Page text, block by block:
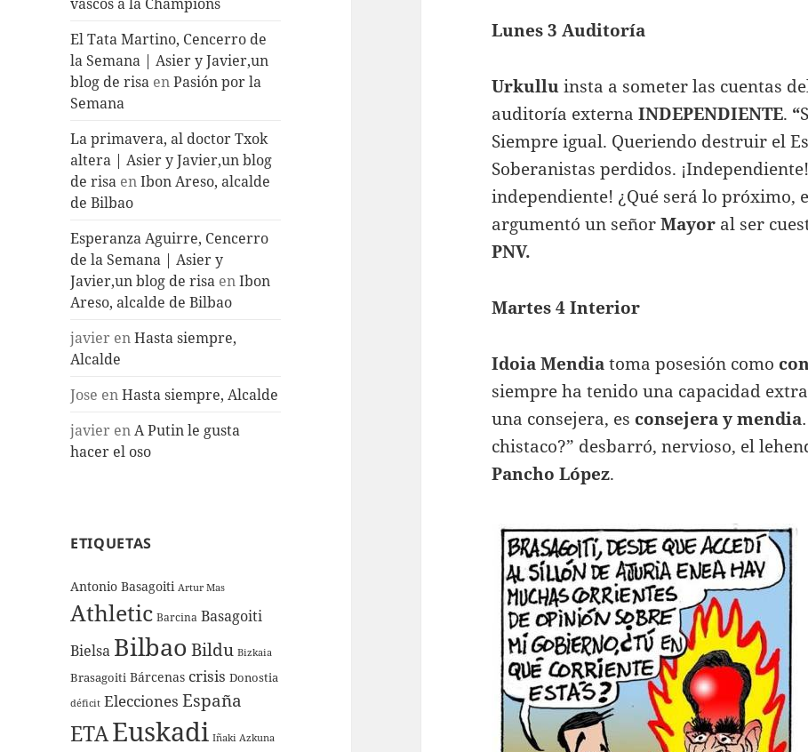
El Tata Martino, Cencerro de
la Semana | Asier y Javier,un
blog de risa enPasión por la
Semana
La primavera, al doctor Txok
altera | Asier y Javier,un blog
de risa enIbon Areso, alcalde
de Bilbao
Esperanza Aguirre, Cencerro
de la Semana | Asier y
Javier,un blog de risa enIbon
Areso, alcalde de Bilbao
javier enHasta siempre,
Alcalde
Jose enHasta siempre, Alcalde
javier enA Putin le gusta
hacer el oso
ETIQUETAS
Antonio Basagoiti Artur Mas
Athletic Barcina Basagoiti
Bielsa Bilbao Bildu Bizkaia
Brasagoiti Bárcenas crisis Donostia
déficit Elecciones España
ETAEuskadi Iñaki Azkuna
Lunes 3 Auditoría
Urkulluinsta a someter las cuentas
auditoría externaINDEPENDIENTE. “
Siempre igual. Queriendo destruir el
Soberanistas perdidos.
independiente! ¿Qué será lo próximo,
argumentó un señorMayor al ser
PNV.
Martes 4 Interior
Idoia Mendiatoma posesión como
siempre ha tenido una capacidad
una consejera, es consejera y mendia
chistaco?” desbarró, nervioso, el
Pancho López.